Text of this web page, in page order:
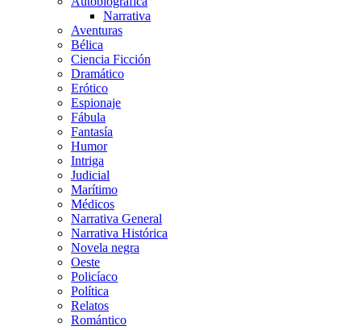
Narrativa
Aventuras
Bélica
Ciencia Ficción
Dramático
Erótico
Espionaje
Fábula
Fantasía
Humor
Intriga
Judicial
Marítimo
Médicos
Narrativa General
Narrativa Histórica
Novela negra
Oeste
Policíaco
Política
Relatos
Romántico